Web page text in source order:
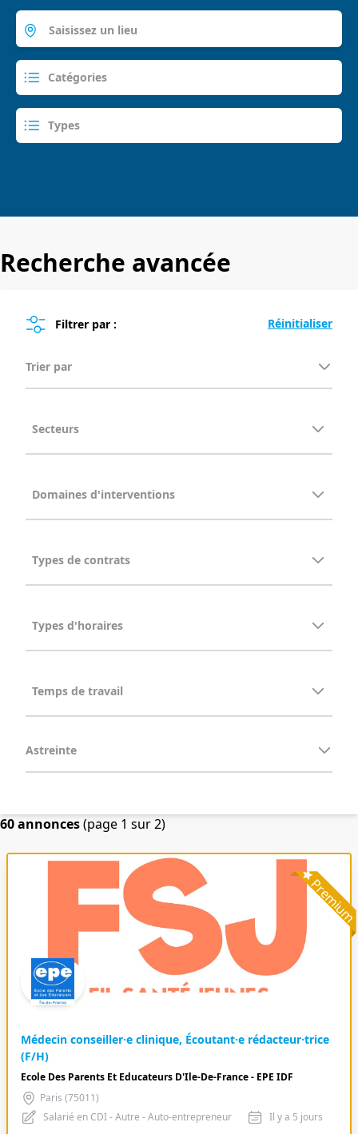
Recherche avancée
Filtrer par :
Trier par
Astreinte
60 annonces(page 1 sur 2)
Médecin conseiller·e clinique, Écoutant·e rédacteur·trice
(F/H)
Ecole Des Parents Et Educateurs D'Ile-De-France - EPE IDF
Paris (75011)
Salarié en CDI - Autre - Auto-entrepreneur
Il y a 5 jours